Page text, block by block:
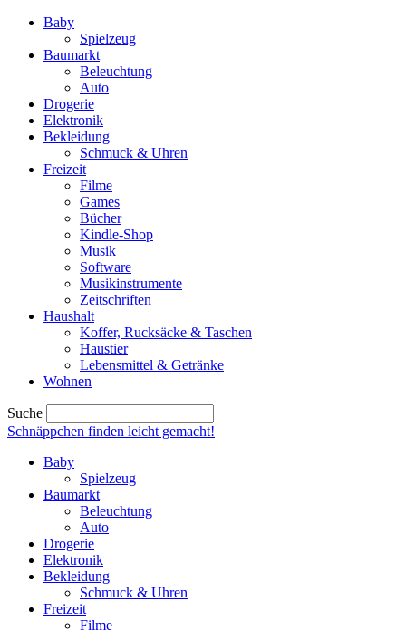
Baby
Spielzeug
Baumarkt
Beleuchtung
Auto
Drogerie
Elektronik
Bekleidung
Schmuck & Uhren
Freizeit
Filme
Games
Bücher
Kindle-Shop
Musik
Software
Musikinstrumente
Zeitschriften
Haushalt
Koffer, Rucksäcke & Taschen
Haustier
Lebensmittel & Getränke
Wohnen
Suche
Schnäppchen finden leicht gemacht!
Baby
Spielzeug
Baumarkt
Beleuchtung
Auto
Drogerie
Elektronik
Bekleidung
Schmuck & Uhren
Freizeit
Filme